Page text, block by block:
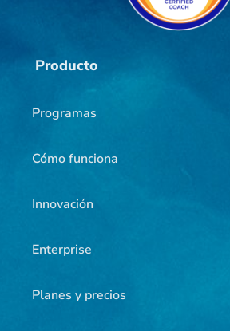
Producto
Programas
Cómo funciona
Innovación
Enterprise
Planes y precios